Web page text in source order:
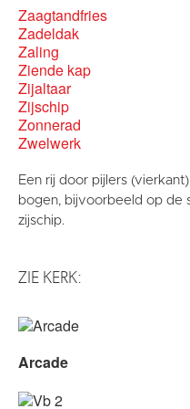
Zaagtandfries
Zadeldak
Zaling
Ziende kap
Zijaltaar
Zijschip
Zonnerad
Zwelwerk
Een rij door pijlers
bogen, bijvoorbeeld op de
zijschip.
ZIE KERK:
Arcade